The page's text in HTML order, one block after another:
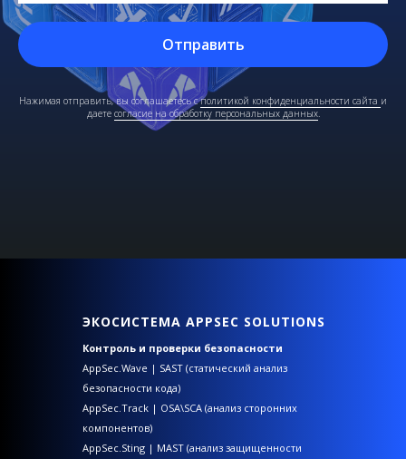
Отправить
Нажимая отправить, вы соглашаетесь с политикой конфиденциальности сайта и
даете согласие на обработку персональных данных.
ЭКОСИСТЕМА APPSEC SOLUTIONS
Контроль и проверки безопасности
AppSec.Wave | SAST (статический анализ
безопасности кода)
AppSec.Track | OSA\SCA (анализ сторонних
компонентов)
AppSec.Sting | MAST (анализ защищенности